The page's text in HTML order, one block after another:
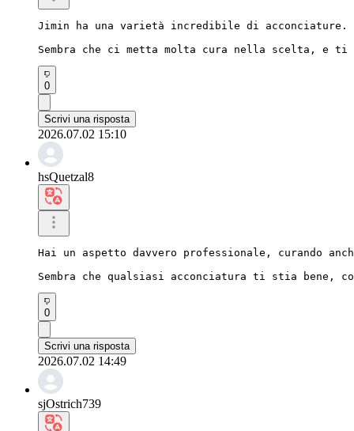
Jimin ha una varietà incredibile di acconciature.
Sembra che ci metta molta cura nella scelta, e ti
0
Scrivi una risposta
2026.07.02 15:10
hsQuetzal8
Hai un aspetto davvero professionale, curando
Sembra che qualsiasi acconciatura ti stia bene,
0
Scrivi una risposta
2026.07.02 14:49
sjOstrich739